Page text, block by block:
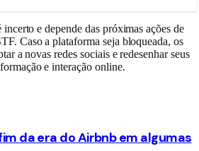
e depende das próximas ações de
Caso a plataforma seja bloqueada, os
a novas redes sociais e redesenhar seus
e interação online.
da era do Airbnb em algumas